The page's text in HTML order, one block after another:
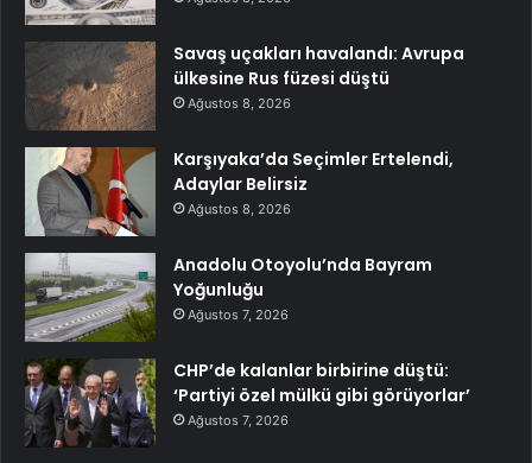
Savaş uçakları havalandı: Avrupa
ülkesine Rus füzesi düştü
Ağustos 8, 2026
Karşıyaka’da Seçimler Ertelendi,
Adaylar Belirsiz
Ağustos 8, 2026
Anadolu Otoyolu’nda Bayram
Yoğunluğu
Ağustos 7, 2026
CHP’de kalanlar birbirine düştü:
‘Partiyi özel mülkü gibi görüyorlar’
Ağustos 7, 2026